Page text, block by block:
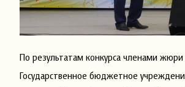
По результатам конкурса членами
Государственное бюджетное